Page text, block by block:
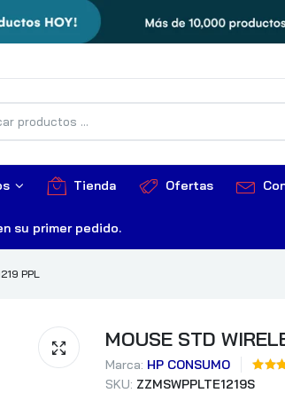
Tienda Ofertas
su primer pedido.
PPL
MOUSE STD
Marca: HP CONSUMO
SKU: ZZMSWPPLTE1219S